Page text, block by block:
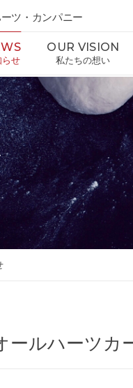
ツ・カンパニー
らせ
OUR VISION
私たちの想い
ールハーツ